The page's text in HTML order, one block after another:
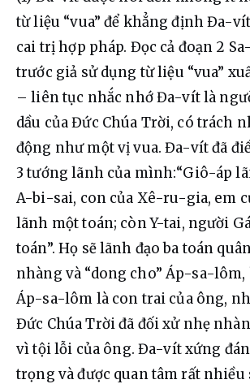
từ liệu “vua” để khẳng định Đa-
cai trị hợp pháp. Đọc cả đoạn 2
trước giả sử dụng từ liệu “vua”
– liên tục nhắc nhớ Đa-vít là
dầu của Đức Chúa Trời, có trách
động như một vị vua. Đa-vít đã
3 tướng lãnh của mình:“Giô-áp
A-bi-sai, con của Xê-ru-gia, em
lãnh một toán; còn Y-tai, người
toán”. Họ sẽ lãnh đạo ba toán
nhàng và “dong cho” Áp-sa-
Áp-sa-lôm là con trai của ông,
Đức Chúa Trời đã đối xử nhẹ
vì tội lỗi của ông. Đa-vít xứng
trọng và được quan tâm rất nhiều